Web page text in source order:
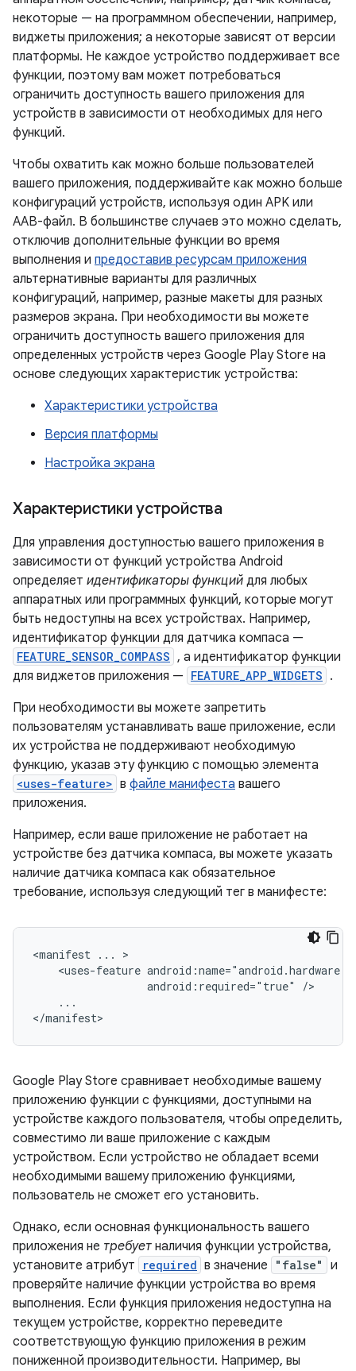
некоторые — на программном обеспечении, например,
виджеты приложения; а некоторые зависят от версии
платформы. Не каждое устройство поддерживает все
функции, поэтому вам может потребоваться
ограничить доступность вашего приложения для
устройств в зависимости от необходимых для него
функций.
Чтобы охватить как можно больше пользователей
вашего приложения, поддерживайте как можно больше
конфигураций устройств, используя один APK или
AAB-файл. В большинстве случаев это можно сделать,
отключив дополнительные функции во время
выполнения и предоставив ресурсам приложения
альтернативные варианты для различных
конфигураций, например, разные макеты для разных
размеров экрана. При необходимости вы можете
ограничить доступность вашего приложения для
определенных устройств через Google Play Store на
основе следующих характеристик устройства:
Характеристики устройства
Версия платформы
Настройка экрана
Характеристики устройства
Для управления доступностью вашего приложения в
зависимости от функций устройства Android
определяет идентификаторы функций для любых
аппаратных или программных функций, которые могут
быть недоступны на всех устройствах. Например,
идентификатор функции для датчика компаса —
FEATURE_SENSOR_COMPASS , а идентификатор функции
для виджетов приложения — FEATURE_APP_WIDGETS .
При необходимости вы можете запретить
пользователям устанавливать ваше приложение, если
их устройства не поддерживают необходимую
функцию, указав эту функцию с помощью элемента
<uses-feature> в файле манифеста вашего
приложения.
Например, если ваше приложение не работает на
устройстве без датчика компаса, вы можете указать
наличие датчика компаса как обязательное
требование, используя следующий тег в манифесте:
<manifest ...
<uses-feature
android:required="true"
...
</manifest>
Google Play Store сравнивает необходимые вашему
приложению функции с функциями, доступными на
устройстве каждого пользователя, чтобы определить,
совместимо ли ваше приложение с каждым
устройством. Если устройство не обладает всеми
необходимыми вашему приложению функциями,
пользователь не сможет его установить.
Однако, если основная функциональность вашего
приложения не требует наличия функции устройства,
установите атрибут
required в значение "false"
и
проверяйте наличие функции устройства во время
выполнения. Если функция приложения недоступна на
текущем устройстве, корректно переведите
соответствующую функцию приложения в режим
пониженной производительности. Например, вы